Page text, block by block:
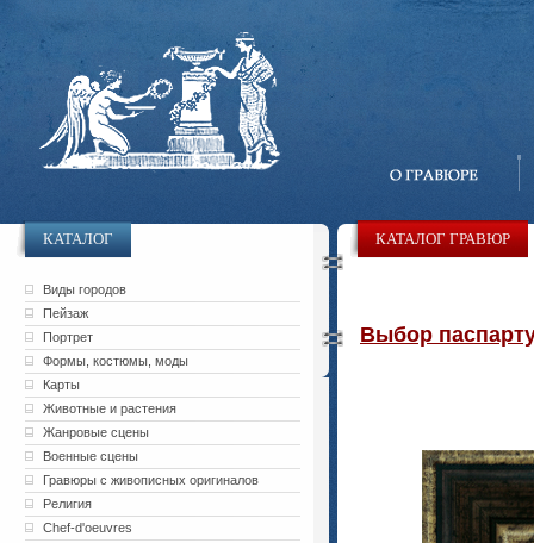
КАТАЛОГ
Виды городов
Пейзаж
Портрет
Формы, костюмы, моды
Карты
Животные и растения
Жанровые сцены
Военные сцены
Гравюры с живописных оригиналов
Религия
Chef-d'oeuvres
КАТАЛОГ ГРАВЮР
Выбор